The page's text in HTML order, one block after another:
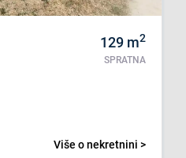
129 m2
SPRATNA
Više o nekretnini >